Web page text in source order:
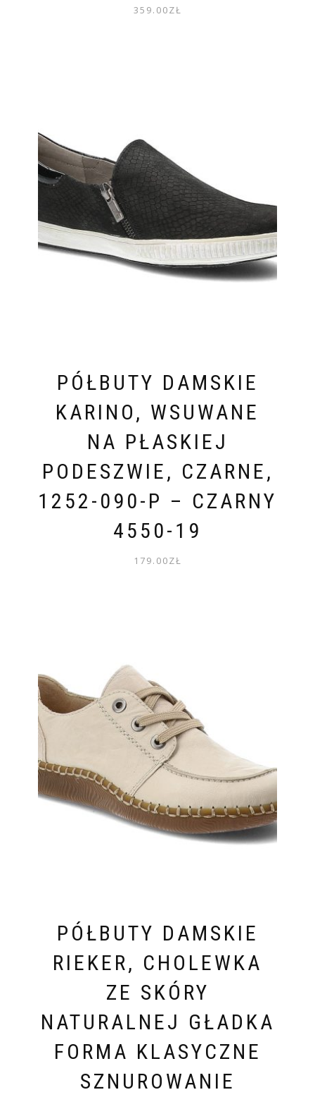
359.00ZŁ
PÓŁBUTY DAMSKIE
KARINO, WSUWANE
NA PŁASKIEJ
PODESZWIE, CZARNE,
1252-090-P – CZARNY
4550-19
179.00ZŁ
PÓŁBUTY DAMSKIE
RIEKER, CHOLEWKA
ZE SKÓRY
NATURALNEJ GŁADKA
FORMA KLASYCZNE
SZNUROWANIE